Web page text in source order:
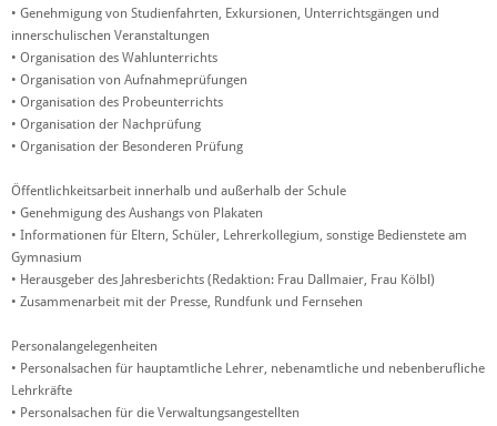
• Genehmigung von Studienfahrten, Exkursionen, Unterrichtsgängen und
innerschulischen Veranstaltungen
• Organisation des Wahlunterrichts
• Organisation von Aufnahmeprüfungen
• Organisation des Probeunterrichts
• Organisation der Nachprüfung
• Organisation der Besonderen Prüfung
Öffentlichkeitsarbeit innerhalb und außerhalb der Schule
• Genehmigung des Aushangs von Plakaten
• Informationen für Eltern, Schüler, Lehrerkollegium, sonstige Bedienstete am
Gymnasium
• Herausgeber des Jahresberichts (Redaktion: Frau Dallmaier, Frau Kölbl)
• Zusammenarbeit mit der Presse, Rundfunk und Fernsehen
Personalangelegenheiten
• Personalsachen für hauptamtliche Lehrer, nebenamtliche und nebenberufliche
Lehrkräfte
• Personalsachen für die Verwaltungsangestellten